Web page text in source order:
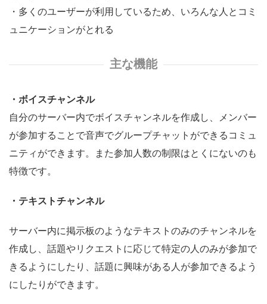
・多くのユーザーが利用しているため、いろんな人とコミ
ュニケーションがとれる
主な機能
・ボイスチャンネル
自分のサーバー内でボイスチャンネルを作成し、メンバー
が参加することで音声でグループチャットができるコミュ
ニティができます。また参加人数の制限はとくにないのも
特徴です。
・テキストチャンネル
サーバー内に掲示板のようなテキストのみのチャンネルを
作成し、話題やリクエストに応じて特定の人のみが参加で
きるようにしたり、話題に興味がある人が参加できるよう
にしたりができます。